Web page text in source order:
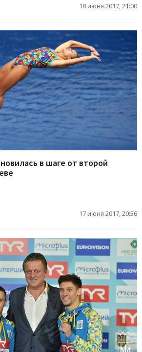
18 июня 2017, 21:00
в шаге от второй
17 июня 2017, 20:56